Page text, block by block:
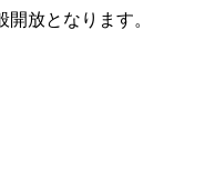
放となります。